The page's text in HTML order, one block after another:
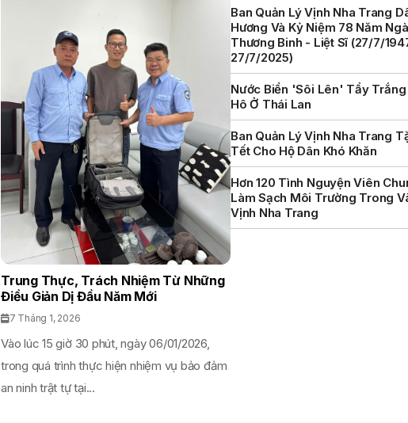
Trung Thực, Trách Nhiệm Từ Những
Điều Giản Dị Đầu Năm Mới
7 Tháng 1, 2026
Vào lúc 15 giờ 30 phút, ngày 06/01/2026,
trong quá trình thực hiện nhiệm vụ bảo đảm
an ninh trật tự tại...
Ban Quản Lý Vịnh Nha Trang
Hương Và Kỷ Niệm 78 Năm
Thương Binh - Liệt Sĩ (27/7/
27/7/2025)
Nước Biển 'sôi Lên' Tẩy Trắng
Hô Ở Thái Lan
Ban Quản Lý Vịnh Nha Trang
Tết Cho Hộ Dân Khó Khăn
Hơn 120 Tình Nguyện Viên
Làm Sạch Môi Trường Trong
Vịnh Nha Trang